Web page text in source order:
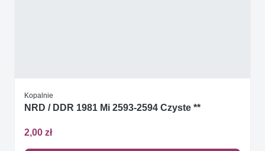
Kopalnie
NRD / DDR 1981 Mi 2593-2594 Czyste **
2,00 zł